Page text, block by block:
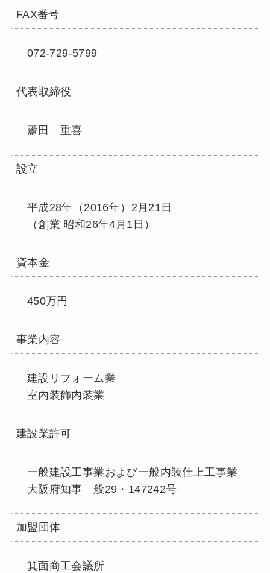
FAX番号
072-729-5799
代表取締役
蘆田 重喜
設立
平成28年（2016年）2月21日
（創業 昭和26年4月1日）
資本金
450万円
事業内容
建設リフォーム業
室内装飾内装業
建設業許可
一般建設工事業および一般内装仕上工事業
大阪府知事 般29・147242号
加盟団体
箕面商工会議所